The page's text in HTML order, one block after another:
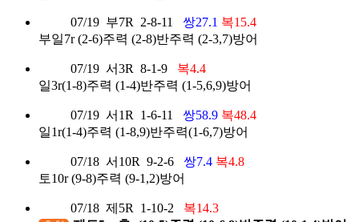
07/19 부7R 2-8-11 쌍27.1 복15.4
부일7r (2-6)주력 (2-8)반주력 (2-3,7)방어
07/19 서3R 8-1-9
복4.4
일3r(1-8)주력 (1-4)반주력 (1-5,6,9)방어
07/19 서1R 1-6-11 쌍58.9 복48.4
일1r(1-4)주력 (1-8,9)반주력(1-6,7)방어
07/18 서10R 9-2-6 쌍7.4 복4.8
토10r (9-8)주력 (9-1,2)방어
07/18 제5R 1-10-2 복14.3